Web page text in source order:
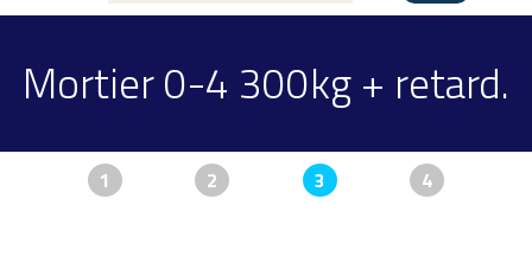
Mortier 0-4 300kg + retard.
1 2 3 4